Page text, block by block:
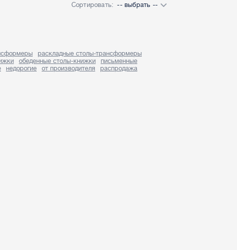
Сортировать: -- выбрать --
раскладные столы-трансформеры
обеденные столы-книжки
письменные
недорогие от производителя распродажа